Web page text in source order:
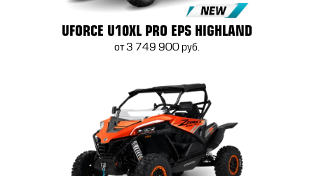
UFORCE U10XL PRO EPS HIGHLAND
от 3 749 900 руб.